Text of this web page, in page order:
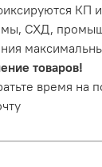
КП
СХД,
товаров!
время на